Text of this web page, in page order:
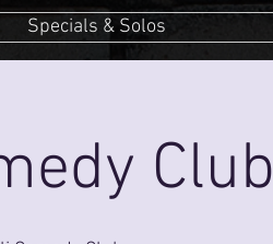
Specials & Solos
Club